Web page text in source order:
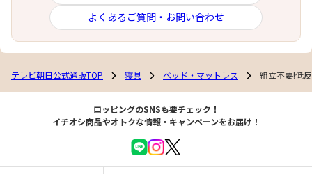
よくあるご質問・お問い合わせ
テレビ朝日公式通販TOP 寝具 ベッド・マットレス 組立不要!低
ロッピングのSNSも要チェック！
イチオシ商品やオトクな情報・キャンペーンをお届け！